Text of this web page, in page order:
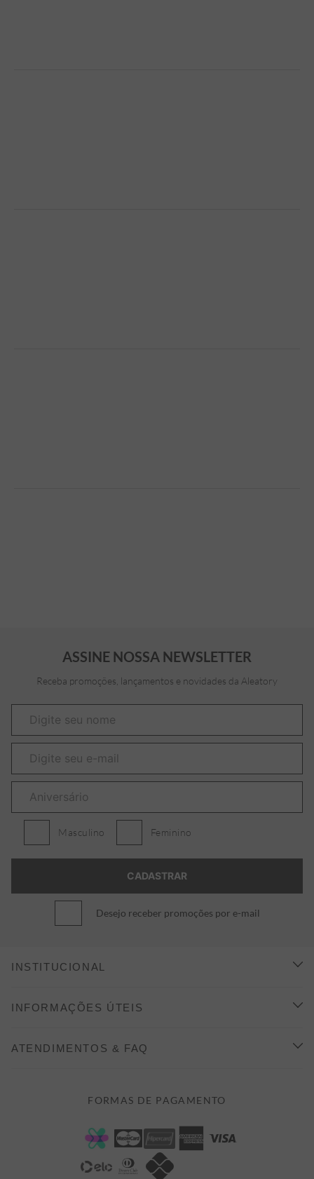
ASSINE NOSSA NEWSLETTER
Receba promoções, lançamentos e novidades da Aleatory
Masculino Feminino
Desejo receber promoções por e-mail
INSTITUCIONAL
CONHEÇA A ALEATORY
INFORMAÇÕES ÚTEIS
FORMAS DE PAGAMENTO
POLÍTICA DE PRIVACIDADE
ATENDIMENTOS & FAQ
FORMAS DE PAGAMENTO